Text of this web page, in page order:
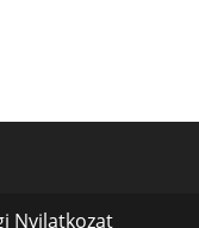
Nyilatkozat